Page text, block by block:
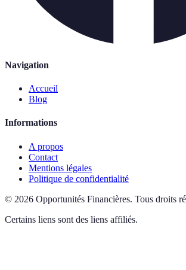
Navigation
Accueil
Blog
Informations
A propos
Contact
Mentions légales
Politique de confidentialité
© 2026 Opportunités Financières. Tous droits
Certains liens sont des liens affiliés.